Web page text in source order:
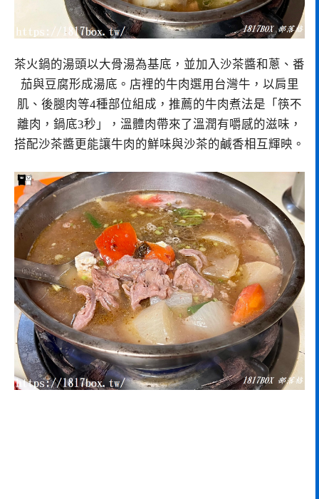
茶火鍋的湯頭以大骨湯為基底，並加入沙茶醬和蔥、番
茄與豆腐形成湯底。店裡的牛肉選用台灣牛，以肩里
肌、後腿肉等4種部位組成，推薦的牛肉煮法是「筷不
離肉，鍋底3秒」，溫體肉帶來了溫潤有嚼感的滋味，
搭配沙茶醬更能讓牛肉的鮮味與沙茶的鹹香相互輝映。